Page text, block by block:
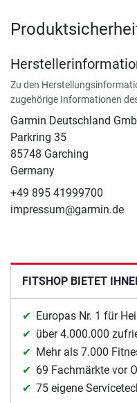
Zu den
zugehörige Informationen
Garmin Deutschland
Parkring 35
85748 Garching
Germany
+49 895 41999700
impressum@garmin.de
FITSHOP BIETET
Europas Nr. 1 für
über 4.000.000
Mehr als 7.000
69 Fachmärkte vor
75 eigene